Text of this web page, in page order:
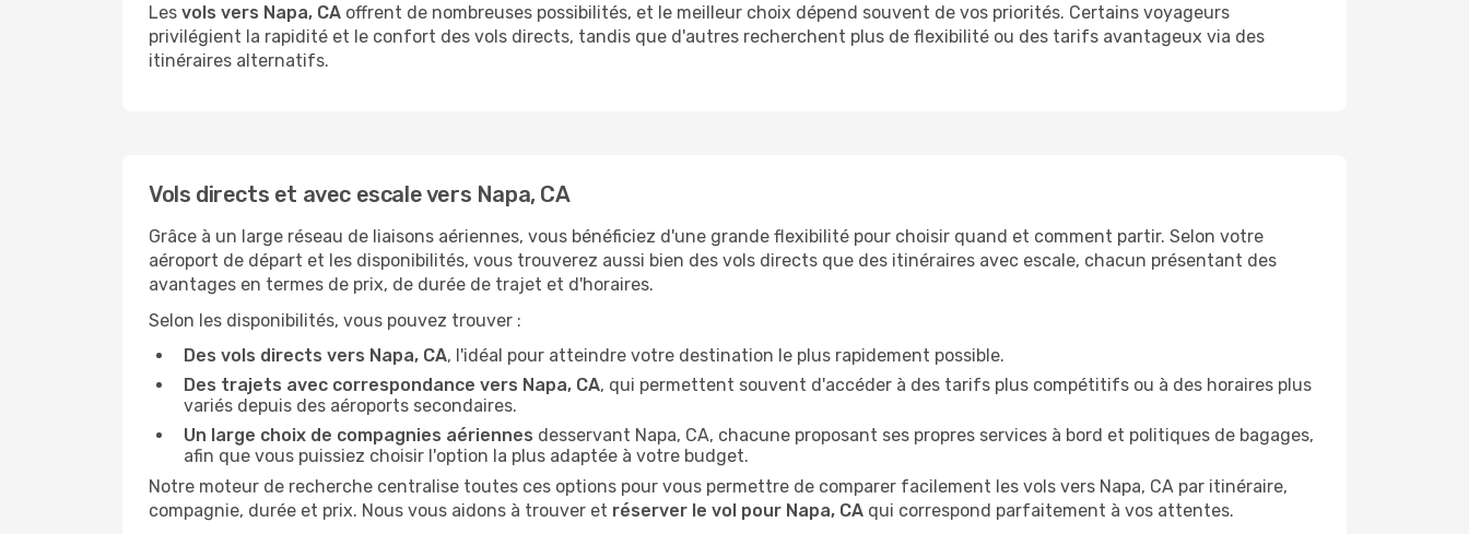
Les vols vers Napa, CA offrent de nombreuses possibilités, et le meilleur choix dépend souvent de vos priorités. Certains voyageurs
privilégient la rapidité et le confort des vols directs, tandis que d'autres recherchent plus de flexibilité ou des tarifs avantageux via des
itinéraires alternatifs.
Vols directs et avec escale vers Napa, CA
Grâce à un large réseau de liaisons aériennes, vous bénéficiez d'une grande flexibilité pour choisir quand et comment partir. Selon votre
aéroport de départ et les disponibilités, vous trouverez aussi bien des vols directs que des itinéraires avec escale, chacun présentant des
avantages en termes de prix, de durée de trajet et d'horaires.
Selon les disponibilités, vous pouvez trouver :
Des vols directs vers Napa, CA, l'idéal pour atteindre votre destination le plus rapidement possible.
Des trajets avec correspondance vers Napa, CA, qui permettent souvent d'accéder à des tarifs plus compétitifs ou à des horaires plus
variés depuis des aéroports secondaires.
Un large choix de compagnies aériennes desservant Napa, CA, chacune proposant ses propres services à bord et politiques de bagages,
afin que vous puissiez choisir l'option la plus adaptée à votre budget.
Notre moteur de recherche centralise toutes ces options pour vous permettre de comparer facilement les vols vers Napa, CA par itinéraire,
compagnie, durée et prix. Nous vous aidons à trouver et réserver le vol pour Napa, CA qui correspond parfaitement à vos attentes.